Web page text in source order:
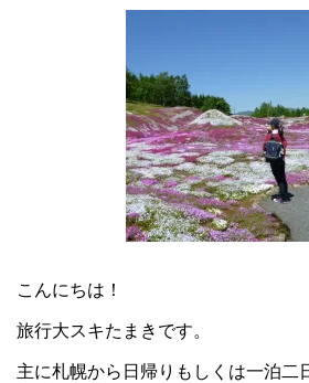
こんにちは！
旅行大スキたまきです。
主に札幌から日帰りもしくは一泊二